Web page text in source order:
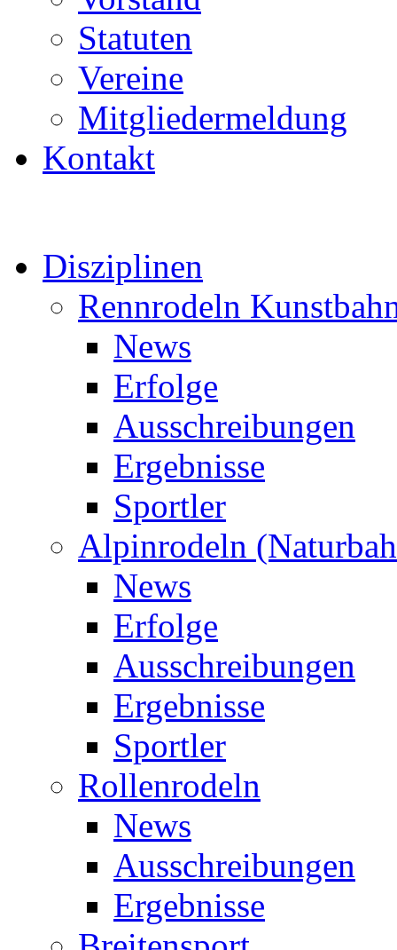
Statuten
Vereine
Mitgliedermeldung
Kontakt
Disziplinen
Rennrodeln
News
Erfolge
Ausschreibungen
Ergebnisse
Sportler
Alpinrodeln
News
Erfolge
Ausschreibungen
Ergebnisse
Sportler
Rollenrodeln
News
Ausschreibungen
Ergebnisse